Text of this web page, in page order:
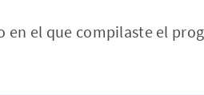
en el que compilaste el